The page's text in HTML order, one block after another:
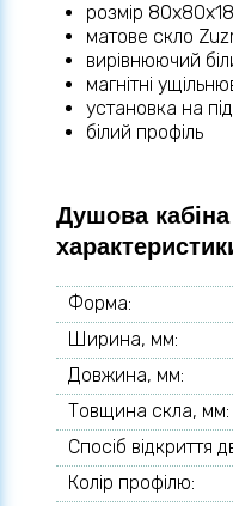
розмір
матове скло
вирівнюючий
магнітні
установка на
білий профіль
Душова
Форма:
Ширина, мм:
Довжина, мм:
Товщина скла, мм:
Спосіб відкриття
Колір профілю: